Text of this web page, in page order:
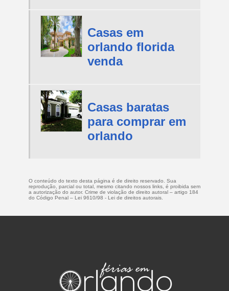
Casas em
orlando florida
venda
Casas baratas
para comprar em
orlando
O conteúdo do texto desta página é de direito reservado. Sua
reprodução, parcial ou total, mesmo citando nossos links, é proibida sem
a autorização do autor. Crime de violação de direito autoral – artigo 184
do Código Penal – Lei 9610/98 - Lei de direitos autorais